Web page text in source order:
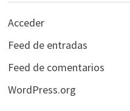
Acceder
Feed de entradas
Feed de comentarios
WordPress.org